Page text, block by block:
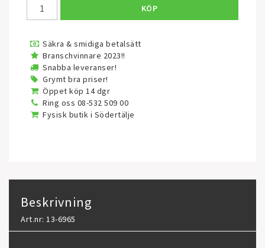
KÖP
Säkra & smidiga betalsätt
Branschvinnare 2023!!
Snabba leveranser!
Grymt bra priser!
Öppet köp 14 dgr
Ring oss 08-532 509 00
Fysisk butik i Södertälje
Beskrivning
Art.nr: 13-6965